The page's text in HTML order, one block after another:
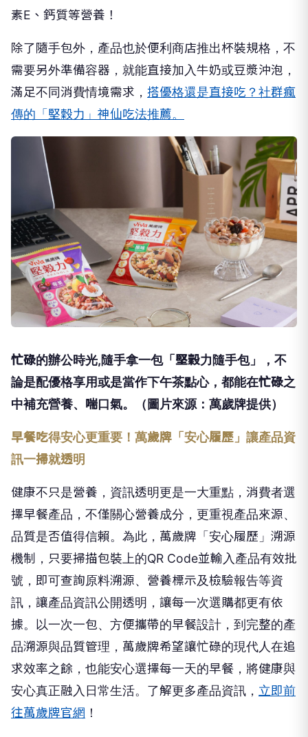
素E、鈣質等營養！
除了隨手包外，產品也於便利商店推出杯裝規格，不
需要另外準備容器，就能直接加入牛奶或豆漿沖泡，
滿足不同消費情境需求， 搭優格還是直接吃？社群瘋
傳的「堅穀力」神仙吃法推薦。
忙碌的辦公時光,隨手拿一包「堅穀力隨手包」，不
論是配優格享用或是當作下午茶點心，都能在忙碌之
中補充營養、喘口氣。（圖片來源：萬歲牌提供）
早餐吃得安心更重要！萬歲牌「安心履歷」讓產品資
訊一掃就透明
健康不只是營養，資訊透明更是一大重點，消費者選
擇早餐產品，不僅關心營養成分，更重視產品來源、
品質是否值得信賴。為此，萬歲牌「安心履歷」溯源
機制，只要掃描包裝上的QR Code並輸入產品有效批
號，即可查詢原料溯源、營養標示及檢驗報告等資
訊，讓產品資訊公開透明，讓每一次選購都更有依
據。以一次一包、方便攜帶的早餐設計，到完整的產
品溯源與品質管理，萬歲牌希望讓忙碌的現代人在追
求效率之餘，也能安心選擇每一天的早餐，將健康與
安心真正融入日常生活。 了解更多產品資訊， 立即前
往萬歲牌官網 ！